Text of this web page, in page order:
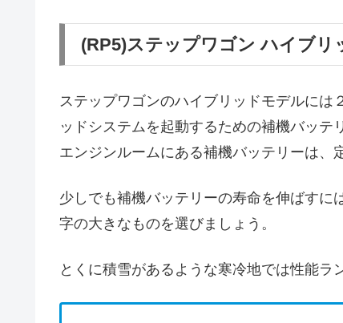
(RP5)ステップワゴン ハイブ
ステップワゴンのハイブリッドモデルに
ッドシステムを起動するための補機バッテ
エンジンルームにある補機バッテリーは、
少しでも補機バッテリーの寿命を伸ばすに
字の大きなものを選びましょう。
とくに積雪があるような寒冷地では性能ラ